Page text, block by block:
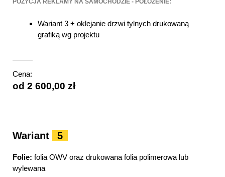
POZYCJA REKLAMY NA SAMOCHODZIE - POŁOŻENIE:
Wariant 3 + oklejanie drzwi tylnych drukowaną
grafiką wg projektu
Cena:
od 2 600,00 zł
Wariant 5
Folie: folia OWV oraz drukowana folia polimerowa lub
wylewana